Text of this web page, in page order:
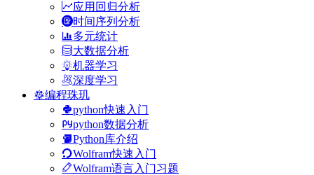
应用回归分析
时间序列分析
多元统计
大数据分析
机器学习
深度学习
编程珠玑
python快速入门
python数据分析
Python库介绍
Wolfram快速入门
Wolfram语言入门习题